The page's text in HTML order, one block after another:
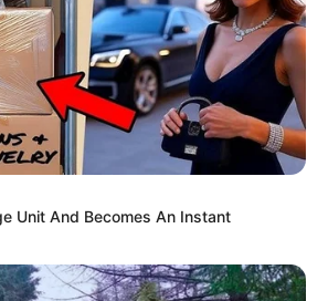
Unit And Becomes An Instant